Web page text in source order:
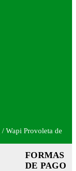
/ Wapi Provoleta de
FORMAS
DE PAGO